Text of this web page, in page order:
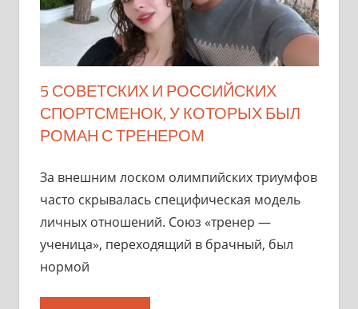
5 СОВЕТСКИХ И РОССИЙСКИХ
СПОРТСМЕНОК, У КОТОРЫХ БЫЛ
РОМАН С ТРЕНЕРОМ
За внешним лоском олимпийских триумфов
часто скрывалась специфическая модель
личных отношений. Союз «тренер —
ученица», переходящий в брачный, был
нормой